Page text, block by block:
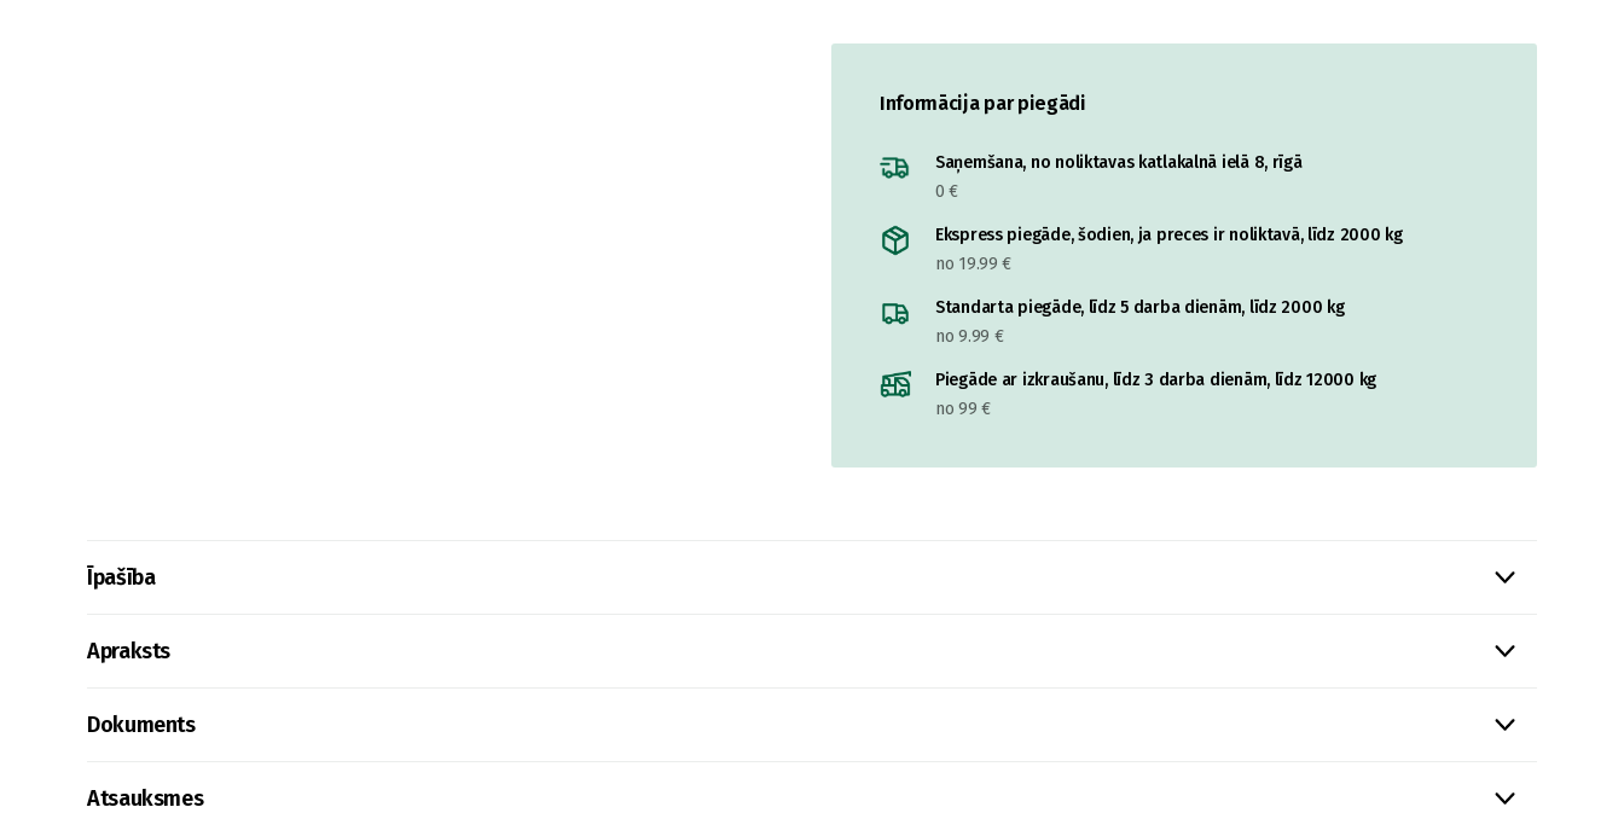
Informācija par piegādi
Saņemšana, no noliktavas katlakalnā ielā 8, rīgā
0 €
Ekspress piegāde, šodien, ja preces ir noliktavā, līdz 2000 kg
no 19.99 €
Standarta piegāde, līdz 5 darba dienām, līdz 2000 kg
no 9.99 €
Piegāde ar izkraušanu, līdz 3 darba dienām, līdz 12000 kg
no 99 €
Īpašība
Apraksts
Dokuments
Atsauksmes